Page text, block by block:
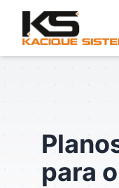
para